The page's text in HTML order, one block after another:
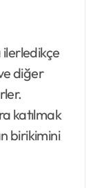
diğer
katılmak
birikimini